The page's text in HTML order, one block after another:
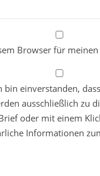
Browser für
einverstanden,
ausschließlich zu
oder mit einem
Informationen